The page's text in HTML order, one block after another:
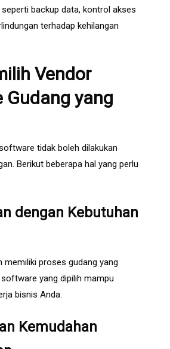
backup data, kontrol akses
terhadap kehilangan
Vendor
Gudang yang
tidak boleh dilakukan
Berikut beberapa hal yang perlu
dengan Kebutuhan
memiliki proses gudang yang
yang dipilih mampu
bisnis Anda.
Kemudahan